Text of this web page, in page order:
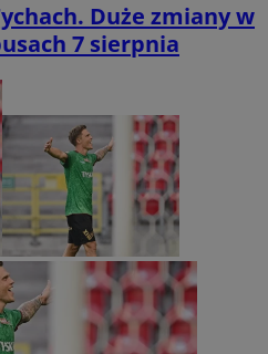
Duże zmiany w
7 sierpnia